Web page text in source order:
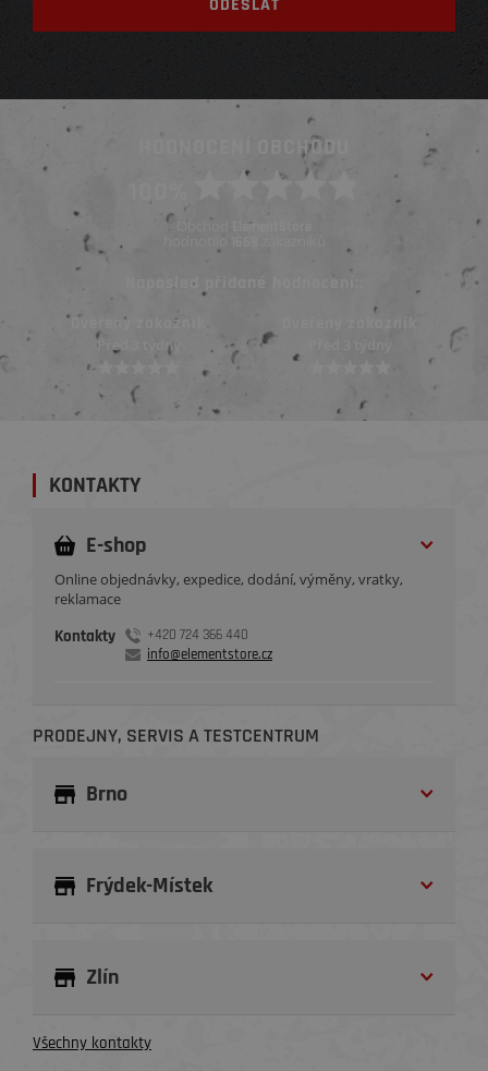
HODNOCENÍ OBCHODU
Obchod ElementStore
hodnotilo
Naposled přidané hodnocení::
Ověřený zákazník
Před 3 týdny
KONTAKTY
E-shop
Online objednávky, expedice, dodání, výměny, vratky,
reklamace
Kontakty
+420 724 366 440
info@elementstore.cz
PRODEJNY, SERVIS A TESTCENTRUM
Brno
Frýdek-Místek
Zlín
Všechny kontakty